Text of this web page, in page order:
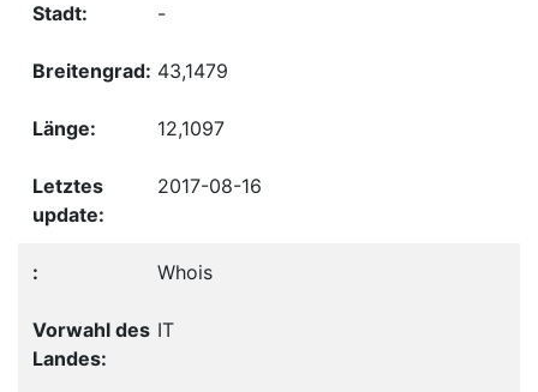
-
43,1479
12,1097
2017-08-16
Whois
IT